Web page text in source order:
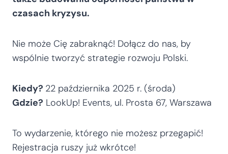
czasach kryzysu.
Nie może Cię zabraknąć! Dołącz do nas, by
wspólnie tworzyć strategie rozwoju Polski.
Kiedy? 22 października 2025 r. (środa)
Gdzie? LookUp! Events, ul. Prosta 67, Warszawa
To wydarzenie, którego nie możesz przegapić!
Rejestracja ruszy już wkrótce!